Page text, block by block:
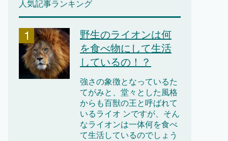
人気記事ランキング
野生のライオンは何
を食べ物にして生活
しているの！？
強さの象徴となっているた
てがみと、堂々とした風格
からも百獣の王と呼ばれて
いるライオ ンですが、そん
なライオンは一体何を食べ
て生活しているのでしょう